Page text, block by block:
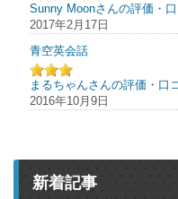
Sunny Moonさんの評価・
2017年2月17日
青空英会話
まるちゃんさんの評価・口
2016年10月9日
新着記事